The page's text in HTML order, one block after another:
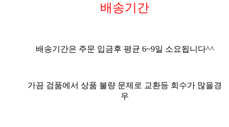
배송기간
배송기간은 주문 입금후 평균 6~9일 소요됩니다^^
가끔 검품에서 상품 불량 문제로 교환등 회수가 많을경
우